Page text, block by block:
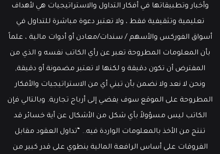
وأخبار وتطبيقاتها في أفكار التداول والاستراتيجيات هي لأهداف
تعليمية وتثقيفية فقط ، ولا تعتبر دعوة مباشرة للتداول في
أسواق الفوركس والأسهم / سندات/معادن أو أدوات مالية ، علماً
بأن المعلومات المطروحة تعبر عن رأي الكاتب نفسه و الذي من
المفترض أن تكون دقيقة و لكنها لا تعتبر مضمونة أو دقيقة,
ونحن لا نعد ولا نضمن بأن تبني أي من الاستراتيجيات والأفكار
المطروحة على الموقع سوف يفضي إلى أرباح تجارية. وبالتالي فإن
الكاتب ليس مسؤولاً بأي شكل من الأشكال عن أية خسائر قد
تنتج من الأخذ بالمعلومات الواردة فيه.. “تداول العقود مقابل
الفروقات على أساس الرافعة المالية ينطوي على قدر كبير من